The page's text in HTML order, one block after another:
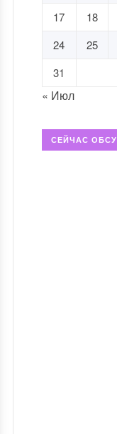
17
18
24
25
31
« Июл
СЕЙЧАС